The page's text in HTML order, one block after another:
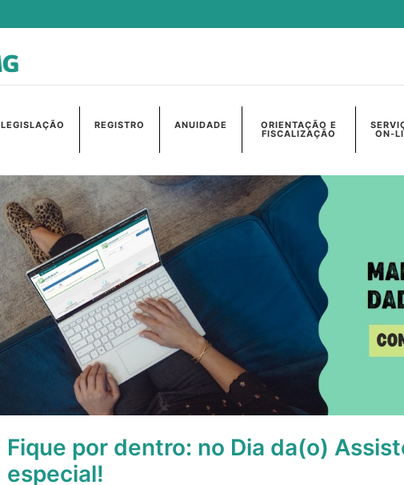
LEGISLAÇÃO REGISTRO ANUIDADE ORIENTAÇÃO E
FISCALIZAÇÃO ON-
Fique por dentro: no Dia da(o)
especial!